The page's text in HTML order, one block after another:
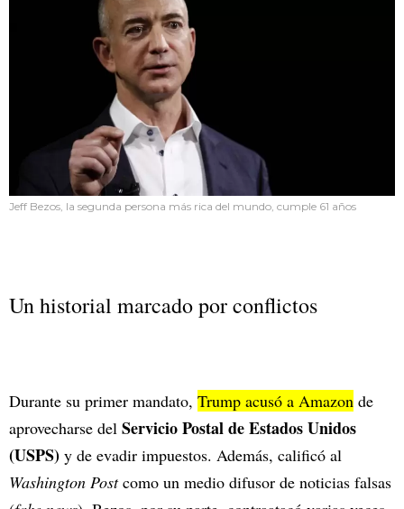
Jeff Bezos, la segunda persona más rica del mundo, cumple 61 años
Un historial marcado por conflictos
Durante su primer mandato, Trump acusó a Amazon de
aprovecharse del Servicio Postal de Estados Unidos
(USPS) y de evadir impuestos. Además, calificó al
Washington Postcomo un medio difusor de noticias falsas